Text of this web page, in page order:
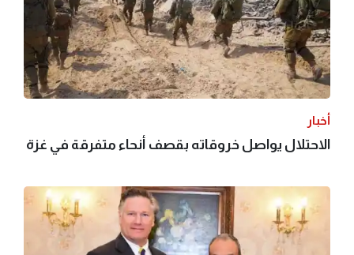
أخبار
الاحتلال يواصل خروقاته بقصف أنحاء متفرقة في غزة